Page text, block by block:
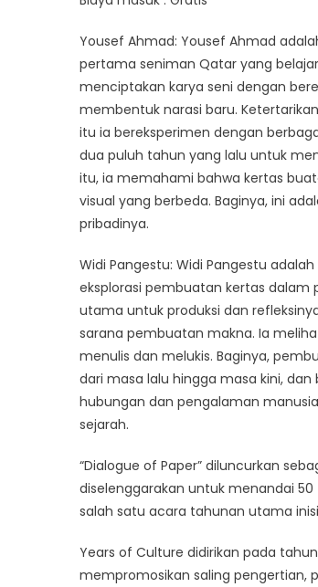
Yousef Ahmad: Yousef Ahmad
pertama seniman Qatar yang
menciptakan karya seni dengan
membentuk narasi baru.
itu ia bereksperimen dengan
dua puluh tahun yang lalu untuk
itu, ia memahami bahwa kertas
visual yang berbeda. Baginya, ini
pribadinya.
Widi Pangestu: Widi Pangestu
eksplorasi pembuatan kertas dalam
utama untuk produksi dan
sarana pembuatan makna. Ia
menulis dan melukis. Baginya,
dari masa lalu hingga masa kini,
hubungan dan pengalaman
sejarah.
“Dialogue of Paper” diluncurkan
diselenggarakan untuk menandai
salah satu acara tahunan utama
Years of Culture didirikan pada
mempromosikan saling pengertian,